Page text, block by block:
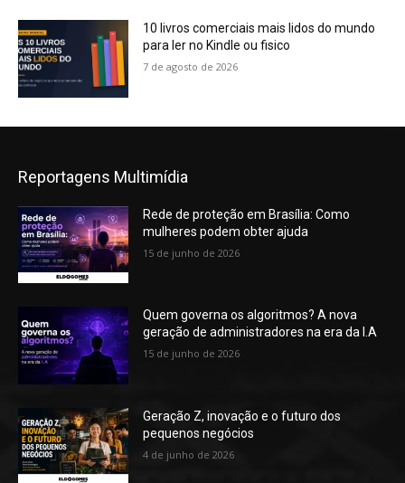
10 livros comerciais mais lidos do mundo
para ler no Kindle ou fisico
7 de agosto de 2026
Reportagens Multimídia
Rede de proteção em Brasília: Como
mulheres podem obter ajuda
15 de junho de 2026
Quem governa os algoritmos? A nova
geração de administradores na era da I.A
15 de junho de 2026
Geração Z, inovação e o futuro dos
pequenos negócios
4 de junho de 2026